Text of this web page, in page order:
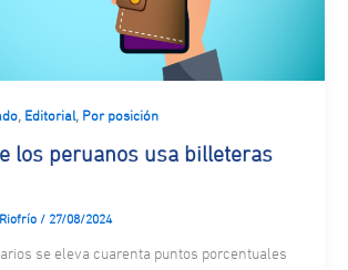
, Editorial, Por posición
los peruanos usa billeteras
/ 27/08/2024
se eleva cuarenta puntos porcentuales